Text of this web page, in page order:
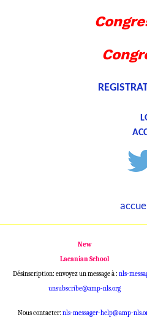
New
Lacanian School
Désinscription: envoyez un message à : nls-
unsubscribe@amp-nls.org
Nous contacter: nls-messager-help@amp-